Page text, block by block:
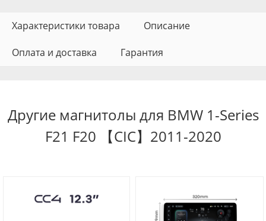
Характеристики товара Описание
Оплата и доставка Гарантия
Другие магнитолы для BMW 1-Series
F21 F20 【CIC】2011-2020